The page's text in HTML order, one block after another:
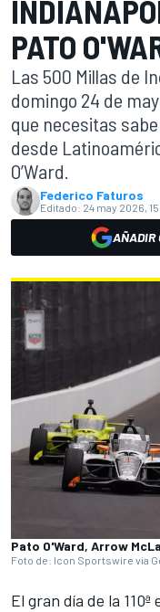
PATO
Las 500 Millas de
domingo 24 de
que necesitas
desde
O’Ward.
Federico Faturos
Editado: 24 may 2026,
AÑADIR
Pato O'Ward, Arrow
Foto de: Icon Sportswire via
El gran día de la